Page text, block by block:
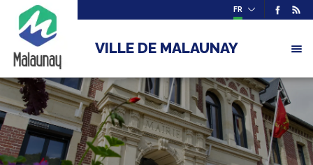
FR
VILLE DE MALAUNAY